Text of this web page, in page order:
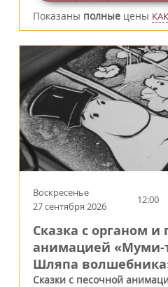
Показаны полные цены
Воскресенье
27 сентября 2026
12:00
Сказка с органом и
анимацией «Муми-
Шляпа
Сказки с песочной